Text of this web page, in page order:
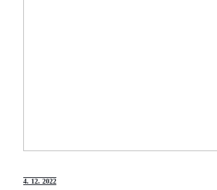
4. 12. 2022